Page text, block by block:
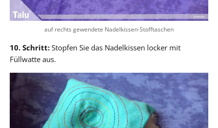
auf rechts gewendete Nadelkissen-Stofftaschen
10. Schritt: Stopfen Sie das Nadelkissen locker mit
Füllwatte aus.